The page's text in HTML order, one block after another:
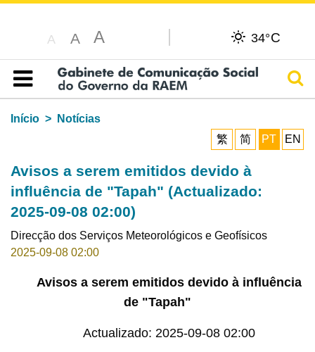
A A A 34°C
Índice
Início
Notícias
繁
简 PT EN
Avisos a serem emitidos devido à
influência de "Tapah" (Actualizado:
2025-09-08 02:00)
Direcção dos Serviços Meteorológicos e Geofísicos
2025-09-08 02:00
Avisos a serem emitidos devido à influência
de "Tapah"
Actualizado: 2025-09-08 02:00